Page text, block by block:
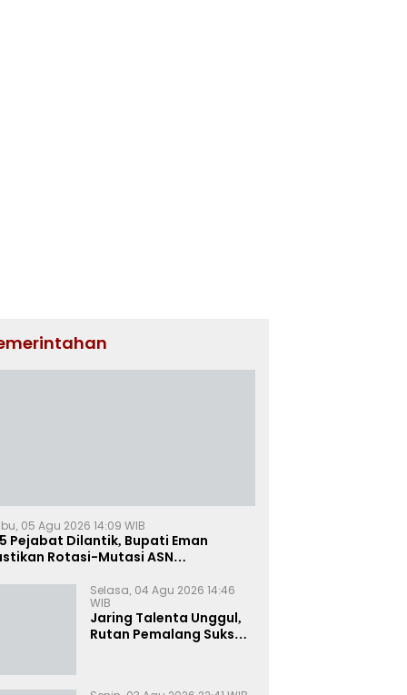
05 Agu 2026 14:09 WIB
Pejabat Dilantik, Bupati Eman
Rotasi-Mutasi ASN
Selasa, 04 Agu 2026 14:46
WIB
Jaring Talenta Unggul,
Rutan Pemalang Sukses